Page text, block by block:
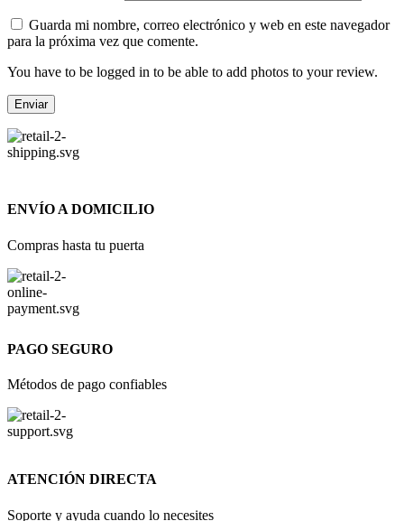
Guarda mi nombre, correo electrónico y web en este navegador
para la próxima vez que comente.
You have to be logged in to be able to add photos to your review.
ENVÍO A DOMICILIO
Compras hasta tu puerta
PAGO SEGURO
Métodos de pago confiables
ATENCIÓN DIRECTA
Soporte y ayuda cuando lo necesites